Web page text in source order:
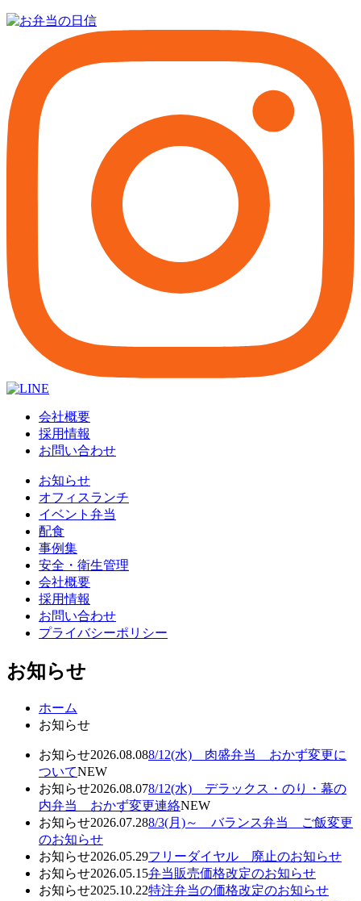
会社概要
採用情報
お問い合わせ
お知らせ
オフィスランチ
イベント弁当
配食
事例集
安全・衛生管理
会社概要
採用情報
お問い合わせ
プライバシーポリシー
お知らせ
ホーム
お知らせ
お知らせ2026.08.088/12(水) 肉盛弁当 おかず変更に
ついてNEW
お知らせ2026.08.078/12(水) デラックス・のり・幕の
内弁当 おかず変更連絡NEW
お知らせ2026.07.288/3(月)～ バランス弁当 ご飯変更
のお知らせ
お知らせ2026.05.29フリーダイヤル 廃止のお知らせ
お知らせ2026.05.15弁当販売価格改定のお知らせ
お知らせ2025.10.22特注弁当の価格改定のお知らせ